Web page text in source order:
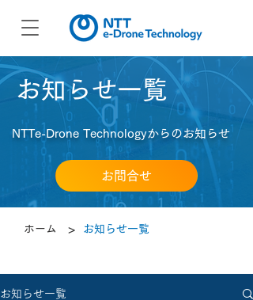
​お知らせ一覧
NTTe-Drone Technologyからのお知らせ
お問合せ
ホーム > お知らせ一覧
お知らせ一覧